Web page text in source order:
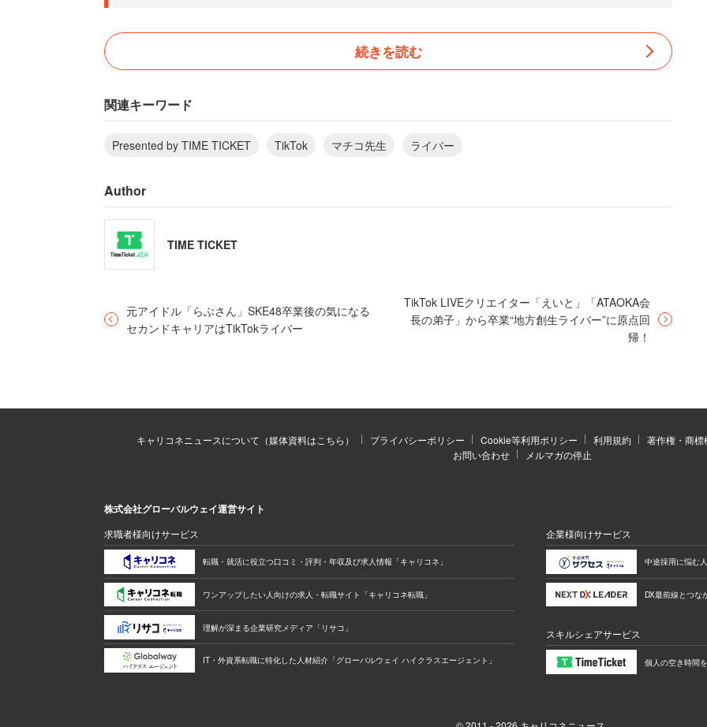
お色気とユーモアたっぷりの仮面姿がトレードマーク、TikTokで人気の画像ライバー「マチコ
先生」は、OL、客室乗務員、外資系企業勤務、国際結婚、死別、ベストセラー作家活動などな
「子どもの頃はおとなしい性格で、大学卒業後は一般企業に事務職になりましたが、ルーティ
です」（マチコ先生）
キャビンアテンダントの仕事は自分に合っている職業だったと、マチコ先生は振り返る。しか
し、搭乗中に乱気流に遭遇し左足を負傷、後遺症が残り、退職となってしまう。そして、1年
せになろうと心に決めていた。ところが、その生活も夫との死別で、わずか4年半で終わり、
日本に帰る道を選ぶことになった。
かる仕事ですので、生きていくために“すぐに稼げる”仕事に転職する必要がありました」 （マ
そんな波乱万丈の人生を送る中、奇跡的に行きついたのが「ライバー」という仕事だった。
「家で何気なく見ていたニュース番組の特集がライバーの仕事を紹介していおり、携帯アプリ
ひとつで気軽に始めることができ、収益のシステムも整っていると知り、自分もやってみたい
と考えました。その時紹介されていた17LIVE』のアプリを実際に体験してみようと思ったのが
ライブ配信との最初の出会いです」
（マチコ先生）
続きを読む
関連キーワード
Presented by TIME TICKET TikTok マチコ先生 ライバー
Author
TIME TICKET
元アイドル「らぶさん」SKE48卒業後の気になる
セカンドキャリアはTikTokライバー
TikTok LIVEクリエイター「えいと」「ATAOKA会
長の弟子」から卒業“地方創生ライバー”に原点回
帰！
キャリコネニュースについて（媒体資料はこちら） プライバシーポリシー Cookie等利用ポリシー 利用規約
著作権・商
お問い合わせ
メルマガの停止
株式会社グローバルウェイ運営サイト
求職者様向けサービス
転職・就活に役立つ口コミ・評判・年収及び求人情報「キャリコネ」
ワンアップしたい人向けの求人・転職サイト「キャリコネ転職」
理解が深まる企業研究メディア「リサコ」
IT・外資系転職に特化した人材紹介「グローバルウェイ ハイクラスエージェント」
企業様向けサービス
中途採用に悩む
DX最前線とつな
スキルシェアサービス
個人の空き時間